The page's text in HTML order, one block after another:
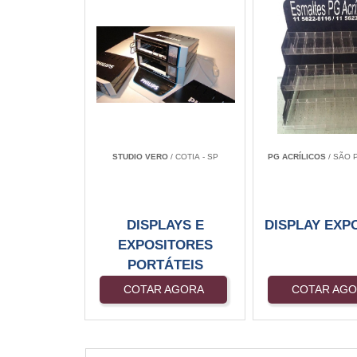
STUDIO VERO/ COTIA - SP
DISPLAYS E
EXPOSITORES
PORTÁTEIS
COTAR AGORA
PG ACRÍLICOS / SÃO
DISPLAY
COTAR